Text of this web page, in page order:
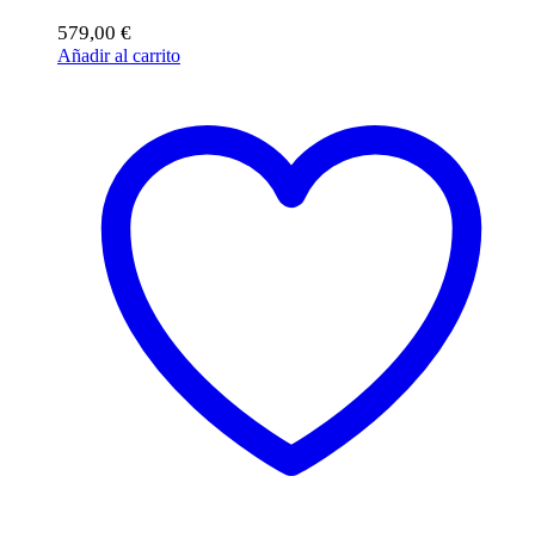
579,00 €
Añadir al carrito